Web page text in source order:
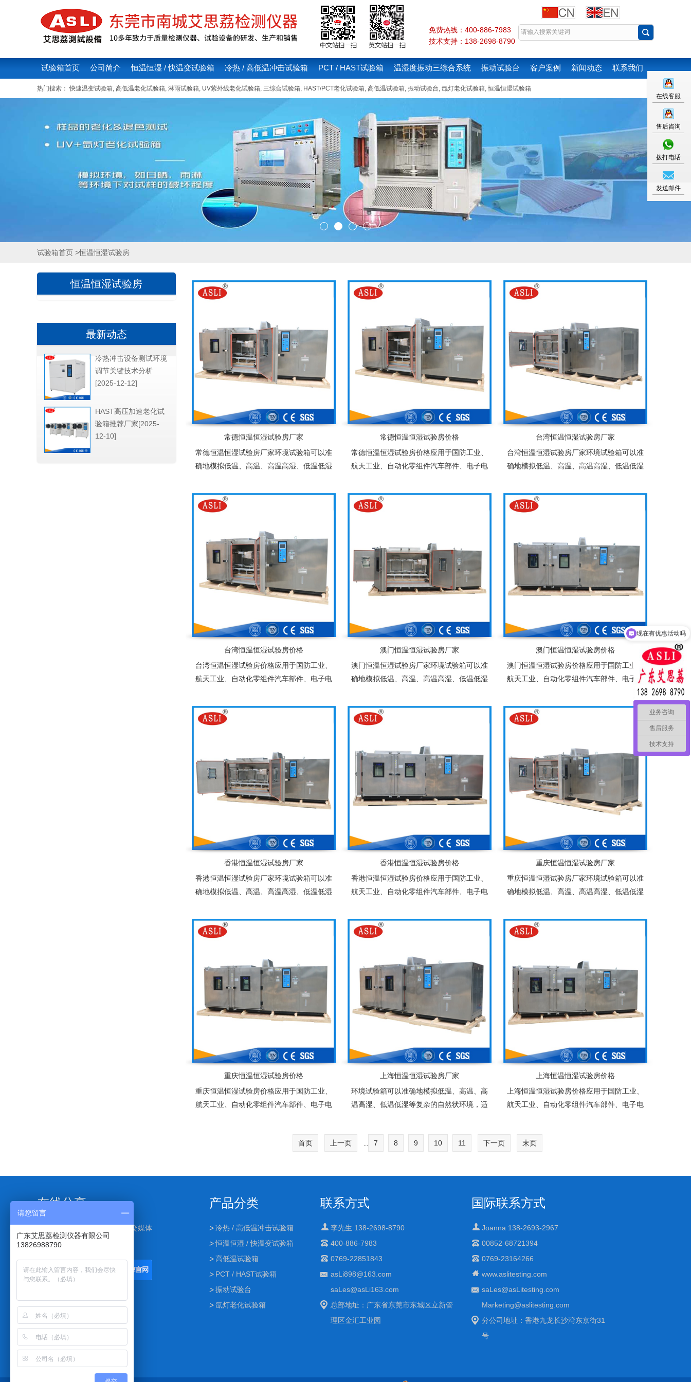
免费热线：400-886-7983
技术支持：138-2698-8790
试验箱首页 公司简介 恒温恒湿 / 快温变试验箱 冷热 / 高低温冲击试验箱 PCT / HAST试验箱 温湿度振动三综合系统 振动试验台 客户案例 新闻动态 联系我们
热门搜索：快速温变试验箱, 高低温老化试验箱, 淋雨试验箱, UV紫外线老化试验箱, 三综合试验箱, HAST/PCT老化试验箱, 高低温试验箱, 振动试验台, 氙灯老化试验箱,恒温恒湿试验箱
试验箱首页 >恒温恒湿试验房
常德恒温恒湿试验房厂家
常德恒温恒湿试验房厂家环境试验箱可以准
确地模拟低温、高温、高温高湿、低温低湿
食品、服装、车辆、金属、化学、建材等多
种行业的产品可靠性检测
常德恒温恒湿试验房价格
常德恒温恒湿试验房价格应用于国防工业、
航天工业、自动化零组件汽车部件、电子电
能光伏组件及相关产品之耐热、耐寒测试，
为产业界提供大型零件，半成品，成品之大
台湾恒温恒湿试验房厂家
台湾恒温恒湿试验房厂家环境试验箱可以准
确地模拟低温、高温、高温高湿、低温低湿
食品、服装、车辆、金属、化学、建材等多
种行业的产品可靠性检测
台湾恒温恒湿试验房价格
台湾恒温恒湿试验房价格应用于国防工业、
航天工业、自动化零组件汽车部件、电子电
能光伏组件及相关产品之耐热、耐寒测试，
为产业界提供大型零件，半成品，成品之大
澳门恒温恒湿试验房厂家
澳门恒温恒湿试验房厂家环境试验箱可以准
确地模拟低温、高温、高温高湿、低温低湿
食品、服装、车辆、金属、化学、建材等多
种行业的产品可靠性检测
澳门恒温恒湿试验房价格
澳门恒温恒湿试验房价格应用于国防工业、
航天工业、自动化零组件汽车部件、电子电
器件、塑胶、化工、连接器、锂电池、太阳
能光伏组件及相关产品之耐热、耐寒测试，
为产业界提供大型零件，半成品，成品之大
香港恒温恒湿试验房厂家
香港恒温恒湿试验房厂家环境试验箱可以准
确地模拟低温、高温、高温高湿、低温低湿
食品、服装、车辆、金属、化学、建材等多
种行业的产品可靠性检测
香港恒温恒湿试验房价格
香港恒温恒湿试验房价格应用于国防工业、
航天工业、自动化零组件汽车部件、电子电
能光伏组件及相关产品之耐热、耐寒测试，
为产业界提供大型零件，半成品，成品之大
多、体积大之试验设备
重庆恒温恒湿试验房厂家
重庆恒温恒湿试验房厂家环境试验箱可以准
确地模拟低温、高温、高温高湿、低温低湿
食品、服装、车辆、金属、化学、建材等多
种行业的产品可靠性检测
重庆恒温恒湿试验房价格
重庆恒温恒湿试验房价格应用于国防工业、
航天工业、自动化零组件汽车部件、电子电
为产业界提供大型零件，半成品，成品之大
上海恒温恒湿试验房厂家
环境试验箱可以准确地模拟低温、高温、高
温高湿、低温低湿等复杂的自然状环境，适
测
上海恒温恒湿试验房价格
上海恒温恒湿试验房价格应用于国防工业、
航天工业、自动化零组件汽车部件、电子电
为产业界提供大型零件，半成品，成品之大
首页 上一页 ... 7 8 9 10 11 下一页 末页
恒温恒湿试验房
最新动态
冷热冲击设备测试环境
调节关键技术分析
[2025-12-12]
HAST高压加速老化试
验箱推荐厂家[2025-
12-10]
在线分享
点击下面按钮可分享到其他社交媒体
产品分类
冷热 / 高低温冲击试验箱
恒温恒湿 / 快温变试验箱
高低温试验箱
PCT / HAST试验箱
振动试验台
氙灯老化试验箱
联系方式
李先生 138-2698-8790
400-886-7983
0769-22851843
asLi898@163.com
saLes@asLi163.com
总部地址：广东省东莞市东城区立新管
理区金汇工业园
国际联系方式
Joanna 138-2693-2967
00852-68721394
0769-23164266
www.aslitesting.com
saLes@asLitesting.com
Marketing@aslitesting.com
分公司地址：香港九龙长沙湾东京街31
号
在线客服
售后咨询
拨打电话
发送邮件
业务咨询
售后服务
技术支持
可以介绍下你们的产品么
请您留言
广东艾思荔检测仪器有限公司
13826988790